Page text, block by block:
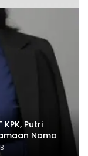
Putri
Nama